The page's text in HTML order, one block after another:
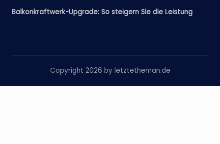
Balkonkraftwerk-Upgrade: So steigern Sie die Leistung
Copyright 2026 by letztetheman.de